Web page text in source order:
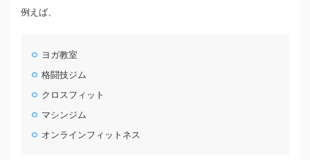
例えば、
ヨガ教室
格闘技ジム
クロスフィット
マシンジム
オンラインフィットネス